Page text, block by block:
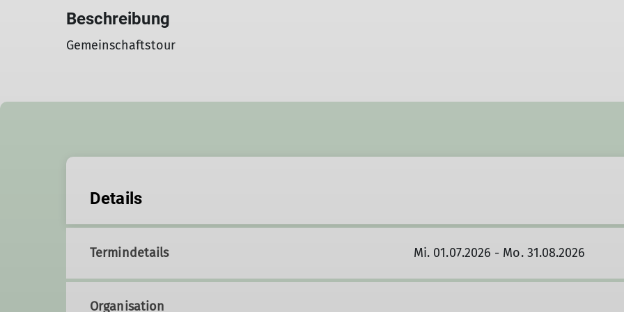
Beschreibung
Gemeinschaftstour
Details
Termindetails Mi. 01.07.2026 - Mo. 31.08.2026
Organisation